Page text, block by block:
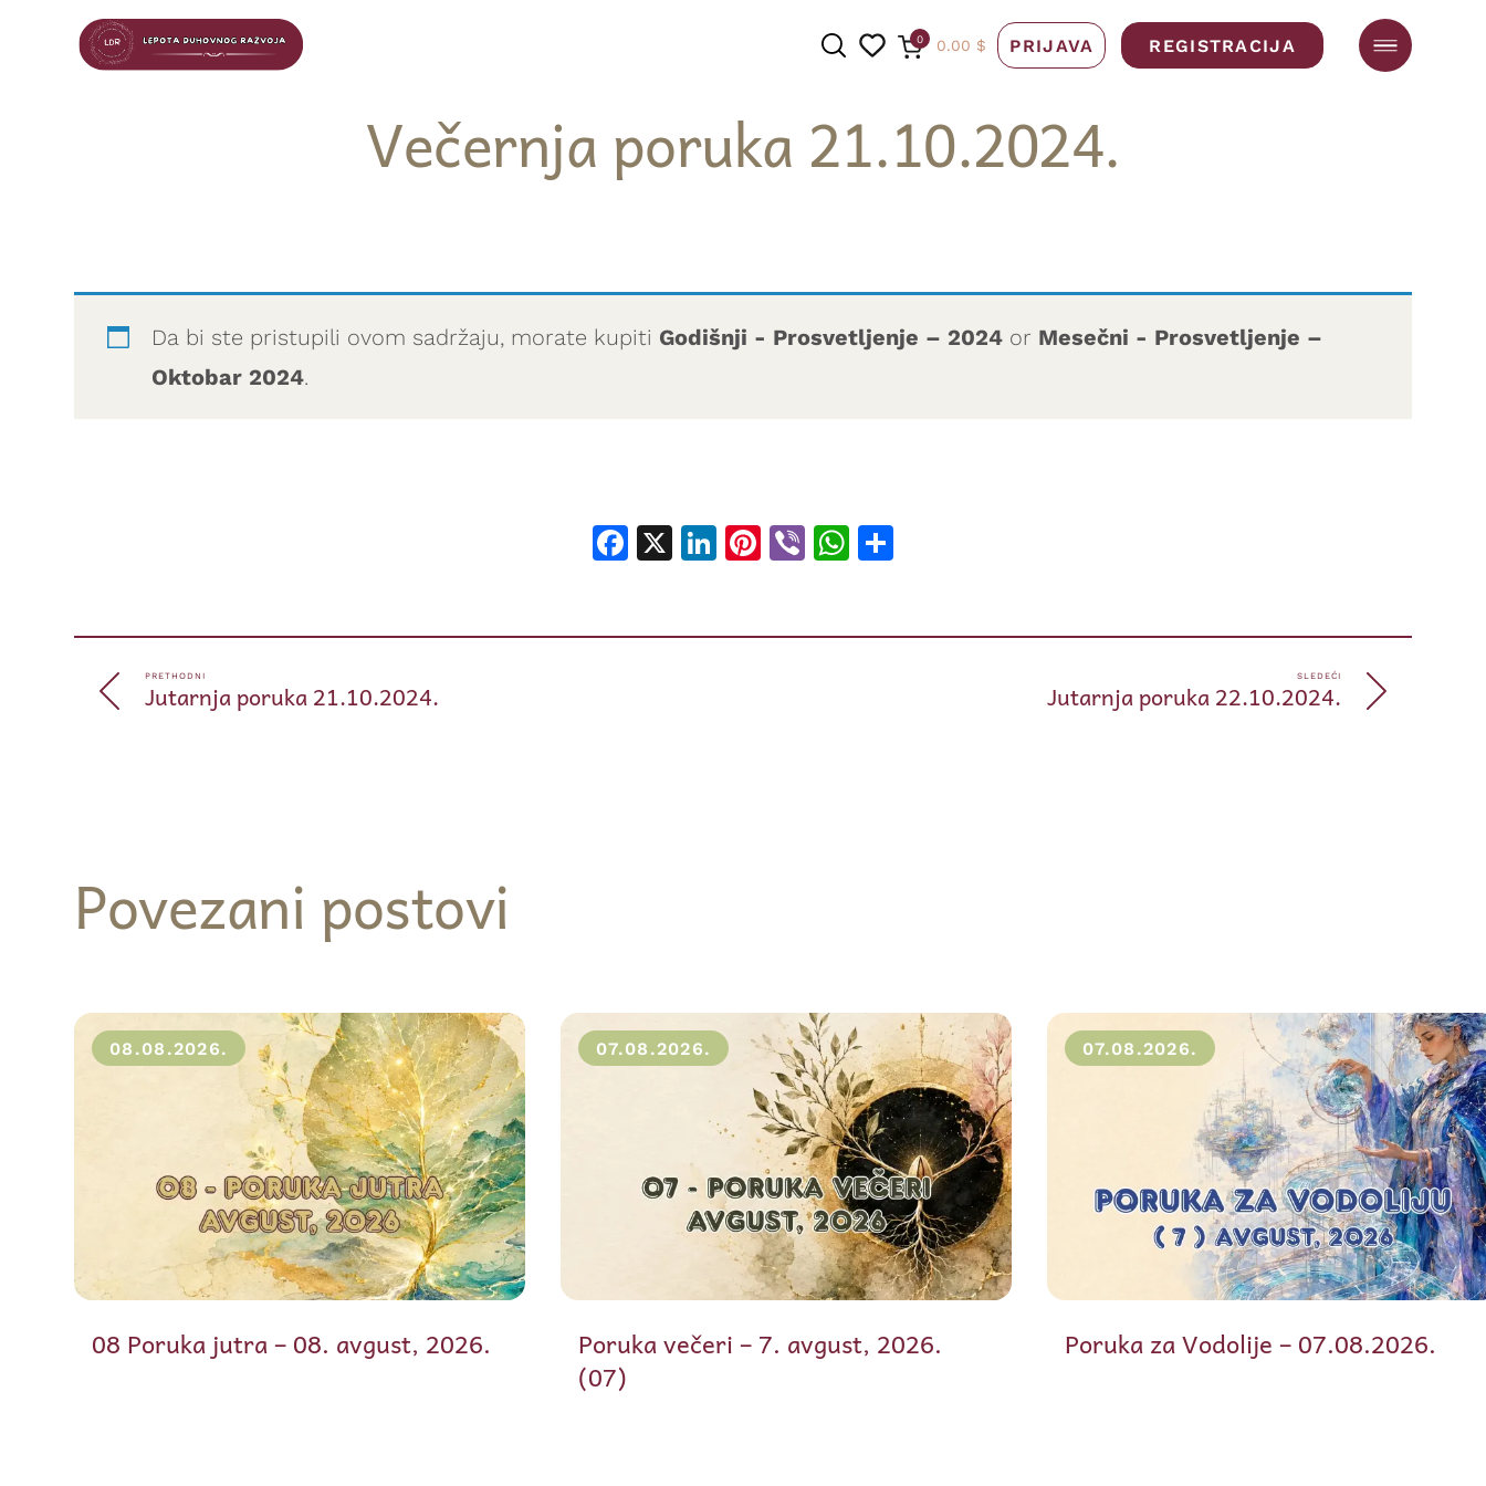
0 0.00 $ PRIJAVA REGISTRACIJA
Večernja poruka 21.10.2024.
Da bi ste pristupili ovom sadržaju, morate kupiti Godišnji - Prosvetljenje – 2024 or Mesečni - Prosvetljenje –
Oktobar 2024.
Facebook
X LinkedIn
Pinterest
ViberWhatsApp
PRETHODNI
Jutarnja poruka 21.10.2024.
SLEDEĆI
Jutarnja poruka 22.10.2024.
Povezani postovi
08.08.2026.
08 Poruka jutra – 08. avgust, 2026.
07.08.2026.
Poruka večeri – 7. avgust, 2026.
(07)
07.08.2026.
Poruka za Vodolije – 07.08.2026.